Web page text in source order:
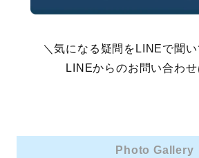
＼気になる疑問をLINEで聞
LINEからのお問い合わせ
Photo Gallery